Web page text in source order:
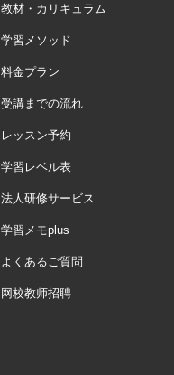
教材・カリキュラム
学習メソッド
料金プラン
受講までの流れ
レッスン予約
学習レベル表
法人研修サービス
学習メモplus
よくあるご質問
网校教师招聘